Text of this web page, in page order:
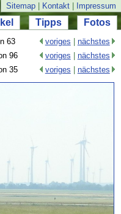
Sitemap Kontakt Impressum
Tipps Fotos
63 voriges
nächstes
96 voriges
nächstes
35 voriges nächstes